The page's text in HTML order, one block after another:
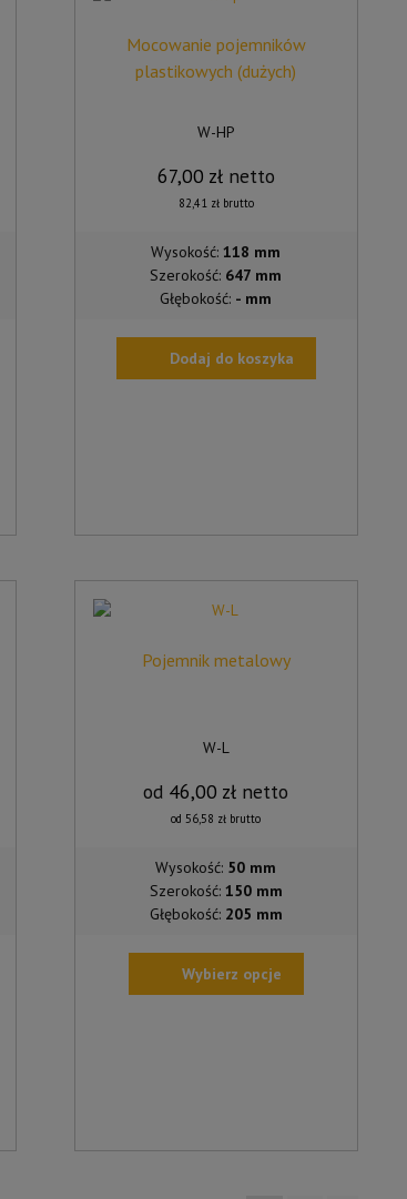
Mocowanie pojemników
plastikowych (dużych)
W-HP
67,00 złnetto
82,41 złbrutto
Wysokość:118 mm
Szerokość: 647 mm
Głębokość: - mm
Dodaj do koszyka
Pojemnik metalowy
W-L
od 46,00 zł netto
od56,58 zł brutto
Wysokość: 50 mm
Szerokość: 150 mm
Głębokość: 205 mm
Wybierz opcje
MOŻNA